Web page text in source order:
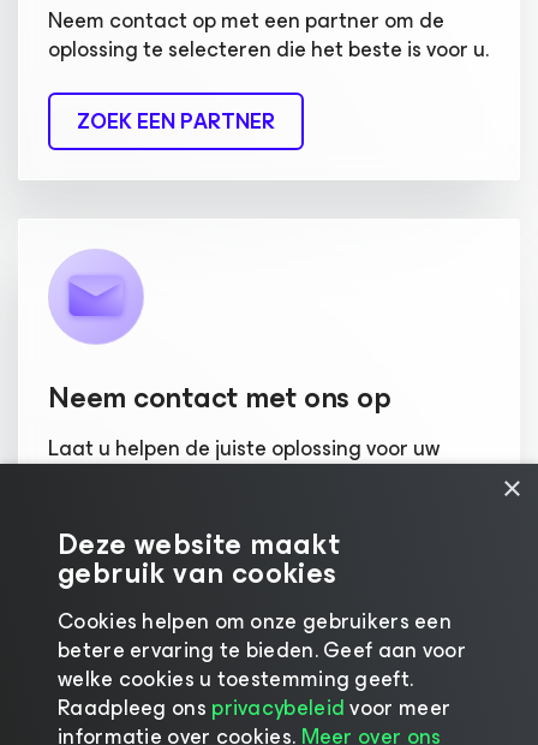
Neem contact op met een partner om de
oplossing te selecteren die het beste is voor u.
ZOEK EEN PARTNER
Neem contact met ons op
Laat u helpen de juiste oplossing voor uw
AAN DE SLAG
×
Deze website maakt
gebruik van cookies
Cookies helpen om onze gebruikers een
betere ervaring te bieden. Geef aan voor
welke cookies u toestemming geeft.
Raadpleeg ons privacybeleidvoor meer
informatie over cookies. Meer over ons